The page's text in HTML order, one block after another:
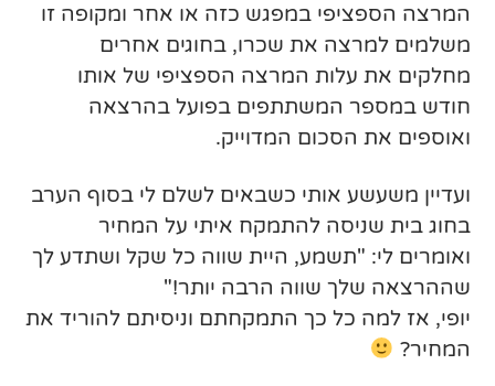
המרצה הספציפי במפגש כזה או אחר ומקופה זו
משלמים למרצה את שכרו, בחוגים אחרים
מחלקים את עלות המרצה הספציפי של אותו
חודש במספר המשתתפים בפועל בהרצאה
ואוספים את הסכום המדוייק.
ועדיין משעשע אותי כשבאים לשלם לי בסוף הערב
בחוג בית שניסה להתמקח איתי על המחיר
ואומרים לי: "תשמע, היית שווה כל שקל ושתדע לך
שההרצאה שלך שווה הרבה יותר!"
יופי, אז למה כל כך התמקחתם וניסיתם להוריד את
המחיר?